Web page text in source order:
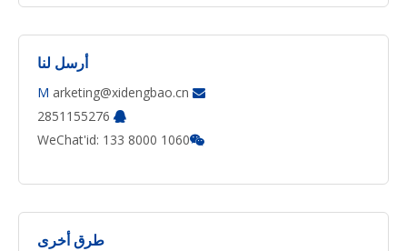
أرسل لنا

M arketing@xidengbao.cn


WeChat'id: 133 8000 1060
طرق أخرى